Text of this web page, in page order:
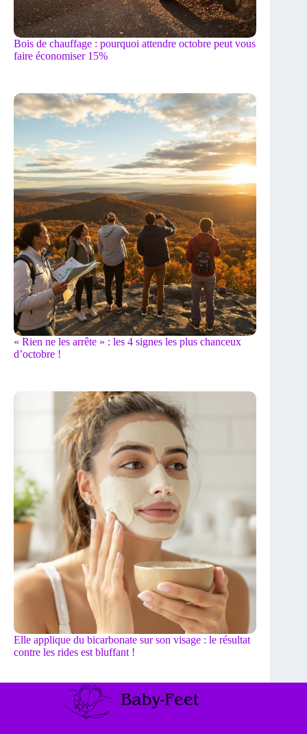
Bois de chauffage : pourquoi attendre octobre peut vous
faire économiser 15%
« Rien ne les arrête » : les 4 signes les plus chanceux
d’octobre !
Elle applique du bicarbonate sur son visage : le résultat
contre les rides est bluffant !